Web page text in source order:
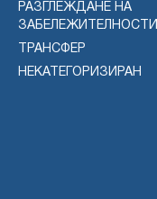
РАЗГЛЕЖДАНЕ НА
ЗАБЕЛЕЖИТЕЛНОСТИ
ТРАНСФЕР
НЕКАТЕГОРИЗИРАН